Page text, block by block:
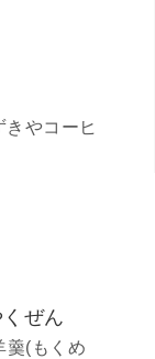
きやコーヒ
ぜん
羹(もくめ